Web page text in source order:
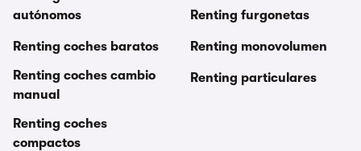
autónomos
Renting coches baratos
Renting coches cambio
manual
Renting coches
compactos
Renting furgonetas
Renting monovolumen
Renting particulares